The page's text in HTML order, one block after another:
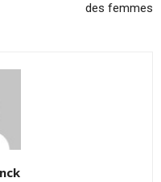
des femmes